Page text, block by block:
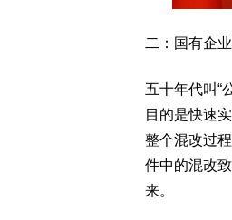
二：国有企
五十年代叫“
目的是快速
整个混改过
件中的混改
来。